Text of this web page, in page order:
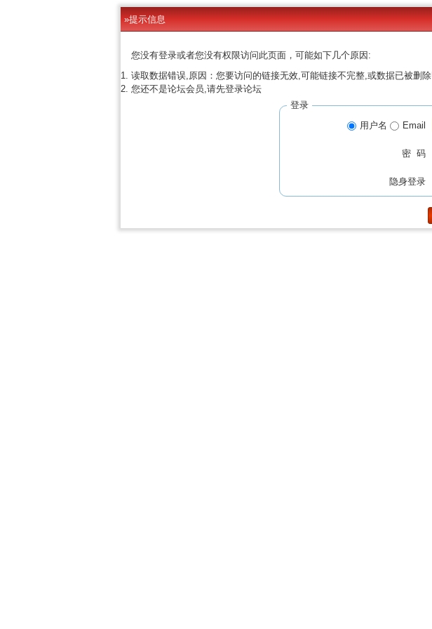
»提示信息
您没有登录或者您没有权限访问此页面，可能如下几个原因:
读取数据错误,原因：您要访问的链接无效,可能链接不完整,或数据已被删
您还不是论坛会员,请先登录论坛
登录
用户名
Email
密 码
隐身登录